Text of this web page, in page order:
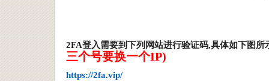
2FA登入需要到下列网站进行验证码,具体如下图所
三个号要换一个IP)
https://2fa.vip/